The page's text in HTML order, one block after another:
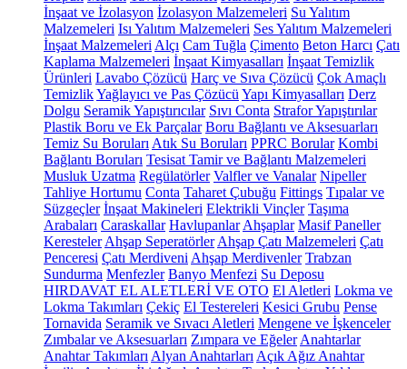
İnşaat ve İzolasyon İzolasyon Malzemeleri Su Yalıtım
Malzemeleri Isı Yalıtım Malzemeleri Ses Yalıtım Malzemeleri
İnşaat Malzemeleri Alçı Cam Tuğla Çimento Beton Harcı Çatı
Kaplama Malzemeleri İnşaat Kimyasalları İnşaat Temizlik
Ürünleri Lavabo Çözücü Harç ve Sıva Çözücü Çok Amaçlı
TemizlikYağlayıcı ve Pas Çözücü Yapı Kimyasalları Derz
Dolgu Seramik Yapıştırıcılar Sıvı Conta Strafor Yapıştırılar
Plastik Boru ve Ek Parçalar Boru Bağlantı ve Aksesuarları
Temiz Su Boruları Atık Su Boruları PPRC Borular Kombi
Bağlantı Boruları Tesisat Tamir ve Bağlantı Malzemeleri
Musluk Uzatma Regülatörler Valfler ve Vanalar Nipeller
Tahliye Hortumu Conta Taharet Çubuğu Fittings Tıpalar ve
Süzgeçler İnşaat Makineleri Elektrikli Vinçler Taşıma
Arabaları Caraskallar Havlupanlar Ahşaplar Masif Paneller
Keresteler Ahşap Seperatörler Ahşap Çatı Malzemeleri Çatı
Penceresi Çatı Merdiveni Ahşap Merdivenler Trabzan
Sundurma Menfezler Banyo Menfezi Su Deposu
HIRDAVAT EL ALETLERİ VE OTO El Aletleri Lokma ve
Lokma Takımları Çekiç El Testereleri Kesici Grubu Pense
Tornavida Seramik ve Sıvacı Aletleri Mengene ve İşkenceler
Zımbalar ve Aksesuarları Zımpara ve Eğeler Anahtarlar
Anahtar Takımları Alyan Anahtarları Açık Ağız Anahtar